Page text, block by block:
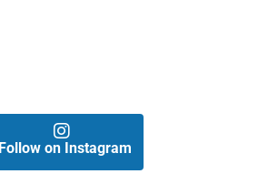
Follow on Instagram